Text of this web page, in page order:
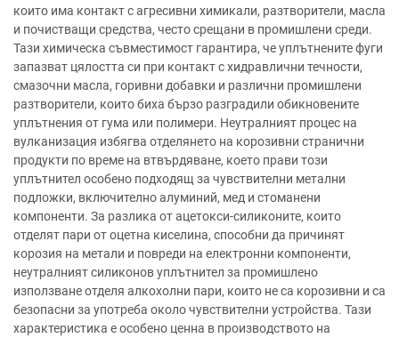
които има контакт с агресивни химикали, разтворители, масла
и почистващи средства, често срещани в промишлени среди.
Тази химическа съвместимост гарантира, че уплътнените фуги
запазват цялостта си при контакт с хидравлични течности,
смазочни масла, горивни добавки и различни промишлени
разтворители, които биха бързо разградили обикновените
уплътнения от гума или полимери. Неутралният процес на
вулканизация избягва отделянето на корозивни странични
продукти по време на втвърдяване, което прави този
уплътнител особено подходящ за чувствителни метални
подложки, включително алуминий, мед и стоманени
компоненти. За разлика от ацетокси-силиконите, които
отделят пари от оцетна киселина, способни да причинят
корозия на метали и повреди на електронни компоненти,
неутралният силиконов уплътнител за промишлено
използване отделя алкохолни пари, които не са корозивни и са
безопасни за употреба около чувствителни устройства. Тази
характеристика е особено ценна в производството на